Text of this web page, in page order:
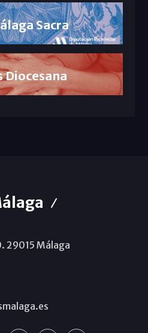
Sacra
Diocesana
29015 Málaga